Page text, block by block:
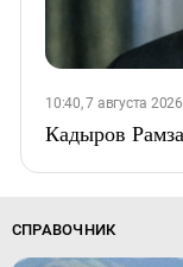
10:40, 7 августа 2026
Кадыров
СПРАВОЧНИК